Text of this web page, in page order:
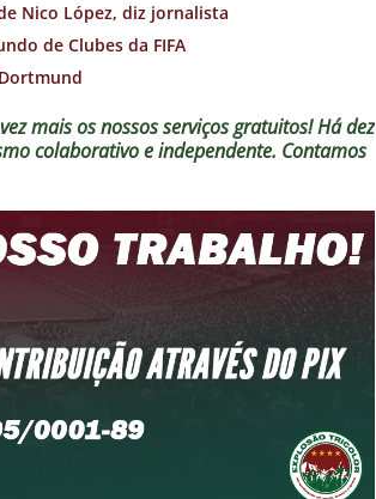
Nico López, diz jornalista
de Clubes da FIFA
mais os nossos serviços gratuitos!Há dez
colaborativo e independente. Contamos